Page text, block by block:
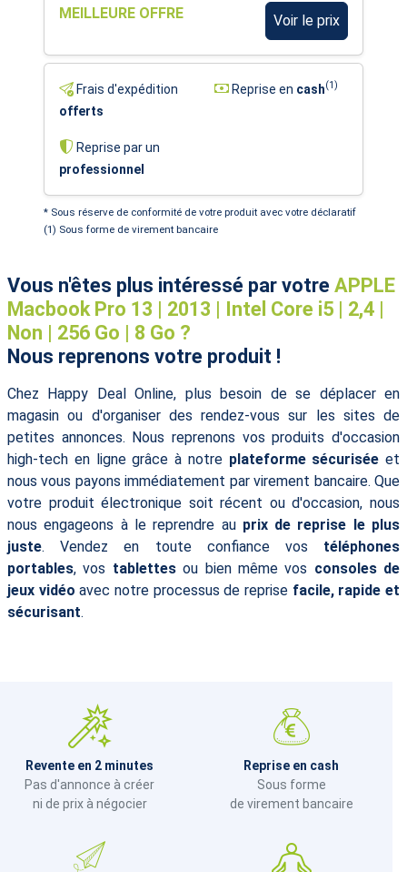
MEILLEURE OFFRE Voir le prix
Frais d'expédition
offerts
Reprise en cash(1)
Reprise par un
professionnel
* Sous réserve de conformité de votre produit avec votre déclaratif
(1) Sous forme de virement bancaire
Vous n'êtes plus intéressé par votre APPLE
Macbook Pro 13 | 2013 | Intel Core i5 | 2,4 |
Non | 256 Go | 8 Go ?
Nous reprenons votre produit !
Chez Happy Deal Online, plus besoin de se déplacer en
magasin ou d'organiser des rendez-vous sur les sites de
petites annonces. Nous reprenons vos produits d'occasion
high-tech en ligne grâce à notre plateforme sécurisée et
nous vous payons immédiatement par virement bancaire. Que
votre produit électronique soit récent ou d'occasion, nous
nous engageons à le reprendre au prix de reprise le plus
juste. Vendez en toute confiance vos téléphones
portables, vos tablettesou bien même vos consoles de
jeux vidéo avec notre processus de reprise facile, rapide et
sécurisant.
Revente en 2 minutes
Pas d'annonce à créer
ni de prix à négocier
Reprise en cash
Sous forme
de virement bancaire